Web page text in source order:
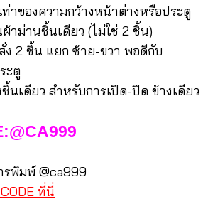
ท่าของความกว้างหน้าต่างหรือประตู
าม่านชิ้นเดียว (ไม่ใช่ 2 ชิ้น)
ง 2 ชิ้น แยก ซ้าย-ขวา พอดีกับ
ะตู
ชิ้นเดียว สำหรับการเปิด-ปิด ข้างเดียว
พิมพ์ @ca999
ที่นี่